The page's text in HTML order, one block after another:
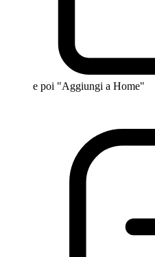
e poi "Aggiungi a Home"